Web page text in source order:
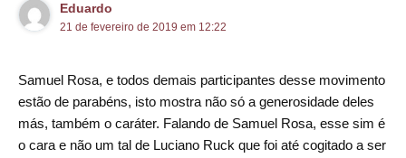
Eduardo
21 de fevereiro de 2019 em 12:22
Samuel Rosa, e todos demais participantes desse movimento
estão de parabéns, isto mostra não só a generosidade deles
más, também o caráter. Falando de Samuel Rosa, esse sim é
o cara e não um tal de Luciano Ruck que foi até cogitado a ser